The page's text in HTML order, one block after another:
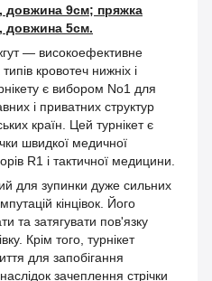
довжина 9см; пряжка
довжина 5см.
— високоефективне
кровотеч нижніх і
є вибором No1 для
і приватних структур
країн. Цей турнікет є
швидкої медичної
R1 і тактичної медицини.
для зупинки дуже сильних
кінцівок. Його
та затягувати пов'язку
Крім того, турнікет
для запобігання
зачеплення стрічки